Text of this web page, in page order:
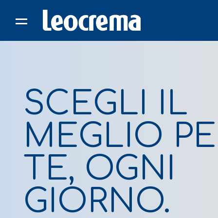
content
SCEGLI IL
MEGLIO
TE, OGNI
GIORNO.